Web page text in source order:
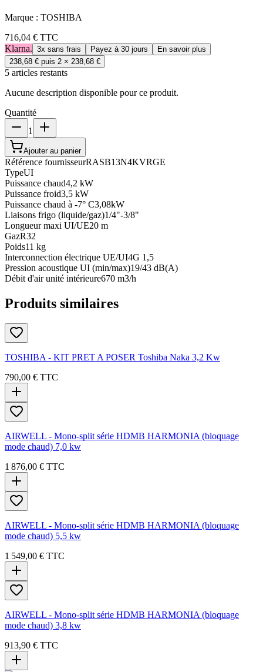
Marque : TOSHIBA
716,04 € TTC
Klarna. 3x sans frais Payez à 30 jours
En savoir plus
238,68 € puis 2 × 238,68 €
5 articles restants
Aucune description disponible pour ce produit.
Quantité
1
Ajouter au panier
Référence fournisseurRASB13N4KVRGE
TypeUI
Puissance chaud4,2 kW
Puissance froid3,5 kW
Puissance chaud à -7° C3,08kW
Liaisons frigo (liquide/gaz)1/4"-3/8"
Longueur maxi UI/UE20 m
GazR32
Poids11 kg
Interconnection électrique UE/UI4G 1,5
Pression acoustique UI (min/max)19/43 dB(A)
Débit d'air unité intérieure670 m3/h
Produits similaires
TOSHIBA - KIT PRET A POSER Toshiba Naka 3,2 Kw
790,00 € TTC
AIRWELL - Mono-split série HDMB HARMONIA (bloquage
mode chaud) 7,0 kw
1 876,00 € TTC
AIRWELL - Mono-split série HDMB HARMONIA (bloquage
mode chaud) 5,5 kw
1 549,00 € TTC
AIRWELL - Mono-split série HDMB HARMONIA (bloquage
mode chaud) 3,8 kw
913,90 € TTC